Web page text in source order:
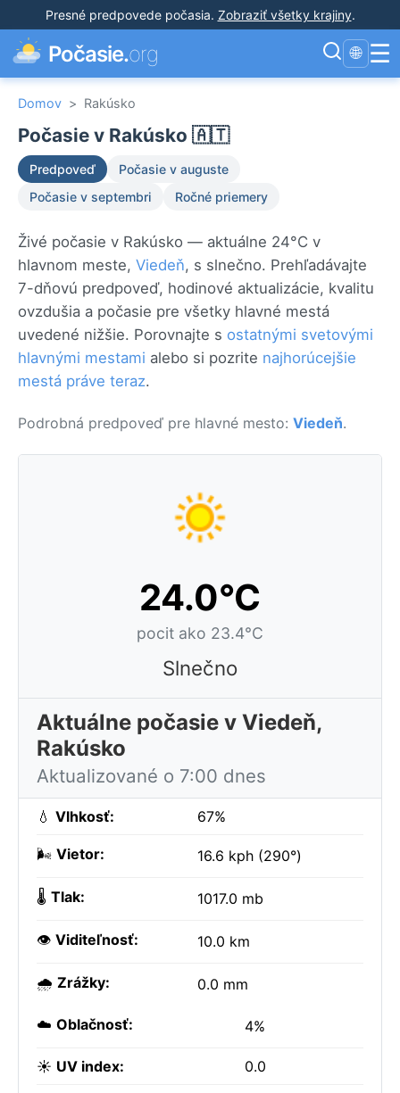
Presné predpovede počasia. Zobraziť všetky krajiny.
Počasie.org 🌐 ☰
Domov > Rakúsko
Počasie v Rakúsko 🇦🇹
Predpoveď
Počasie v auguste
Počasie v septembri
Ročné priemery
Živé počasie v Rakúsko — aktuálne 24°C v
hlavnom meste, Viedeň, s slnečno. Prehľadávajte
7-dňovú predpoveď, hodinové aktualizácie, kvalitu
ovzdušia a počasie pre všetky hlavné mestá
uvedené nižšie. Porovnajte s ostatnými svetovými
hlavnými mestami alebo si pozrite najhorúcejšie
mestá práve teraz.
Podrobná predpoveď pre hlavné mesto: Viedeň.
24.0°C
pocit ako 23.4°C
Slnečno
Aktuálne počasie v Viedeň,
Rakúsko
Aktualizované o 7:00 dnes
💧 Vlhkosť: 67%
🌬️ Vietor: 16.6 kph (290°)
🌡️ Tlak: 1017.0 mb
👁️ Viditeľnosť: 10.0 km
🌧️ Zrážky: 0.0 mm
☁️ Oblačnosť: 4%
☀️ UV index: 0.0